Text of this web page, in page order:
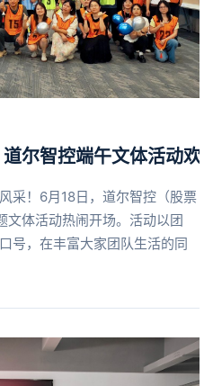
尔智控端午文体活动欢
采！6月18日，道尔智控（股票
体活动热闹开场。活动以团
号，在丰富大家团队生活的同